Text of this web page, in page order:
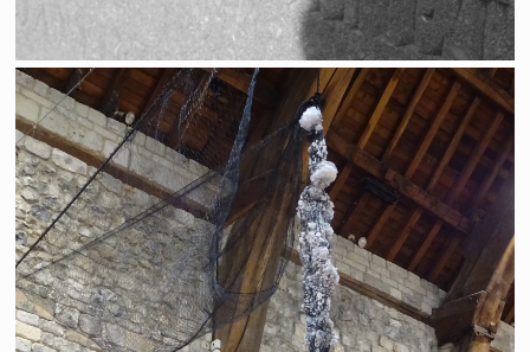
Greniers à sel - Honfleur